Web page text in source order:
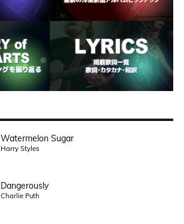
Watermelon Sugar
Harry Styles
Dangerously
Charlie Puth